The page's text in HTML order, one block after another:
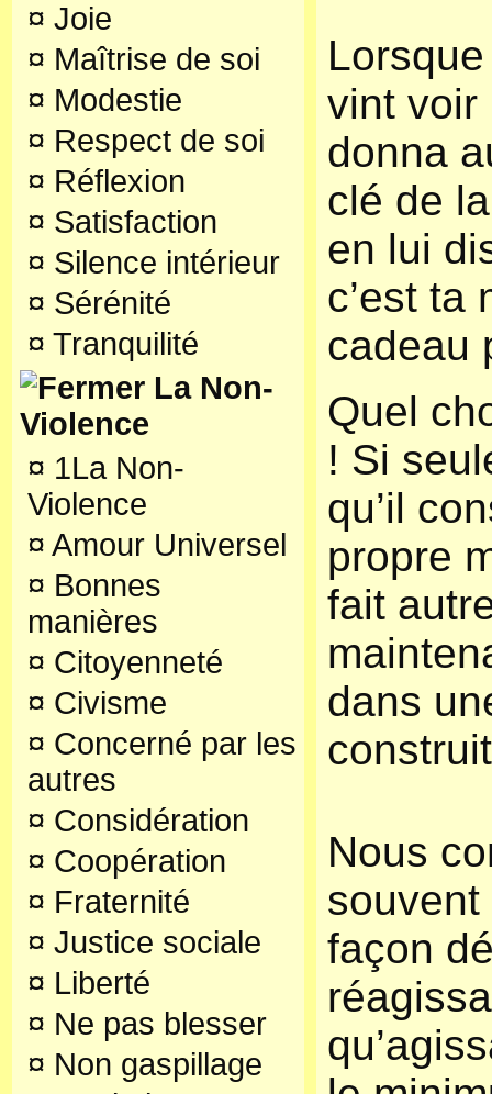
¤ Joie
¤ Maîtrise de soi
¤ Modestie
¤ Respect de soi
¤ Réflexion
¤ Satisfaction
¤ Silence intérieur
¤ Sérénité
¤ Tranquilité
La Non-
Violence
¤ 1La Non-
Violence
¤ Amour Universel
¤ Bonnes
manières
¤ Citoyenneté
¤ Civisme
¤ Concerné par les
autres
¤ Considération
¤ Coopération
¤ Fraternité
¤ Justice sociale
¤ Liberté
¤ Ne pas blesser
¤ Non gaspillage
vint voir
donna
clé de
en lui
c’est ta
cadeau
Quel
! Si
qu’il
propre
fait
dans
Nous
souvent
façon